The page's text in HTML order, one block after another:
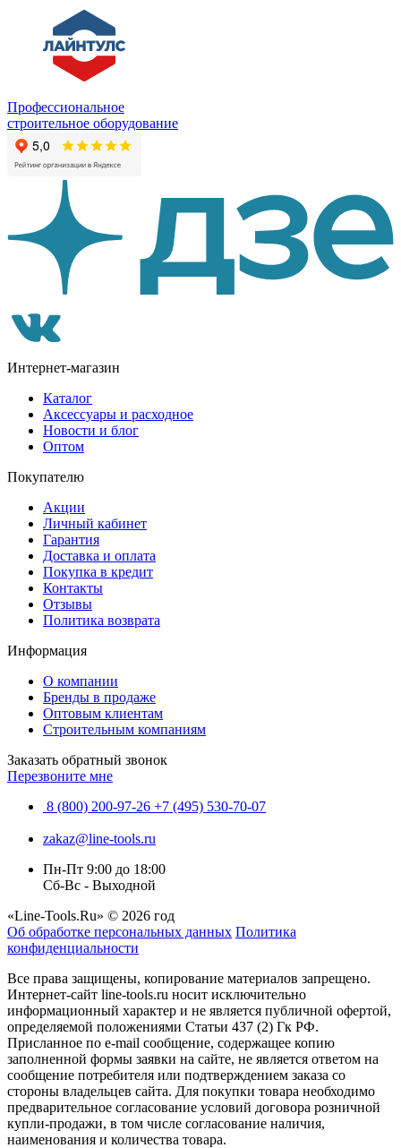
Профессиональное
строительное оборудование
Интернет-магазин
Каталог
Аксессуары и расходное
Новости и блог
Оптом
Покупателю
Акции
Личный кабинет
Гарантия
Доставка и оплата
Покупка в кредит
Контакты
Отзывы
Политика возврата
Информация
О компании
Бренды в продаже
Оптовым клиентам
Строительным компаниям
Заказать обратный звонок
Перезвоните мне
8 (800) 200-97-26 +7 (495) 530-70-07
zakaz@line-tools.ru
Пн-Пт 9:00 до 18:00
Сб-Вс - Выходной
«Line-Tools.Ru» © 2026 год
Об обработке персональных данных Политика
конфиденциальности
Все права защищены, копирование материалов запрещено.
Интернет-сайт line-tools.ru носит исключительно
информационный характер и не является публичной офертой,
определяемой положениями Статьи 437 (2) Гк РФ.
Присланное по e-mail сообщение, содержащее копию
заполненной формы заявки на сайте, не является ответом на
сообщение потребителя или подтверждением заказа со
стороны владельцев сайта. Для покупки товара необходимо
предварительное согласование условий договора розничной
купли-продажи, в том числе согласование наличия,
наименования и количества товара.